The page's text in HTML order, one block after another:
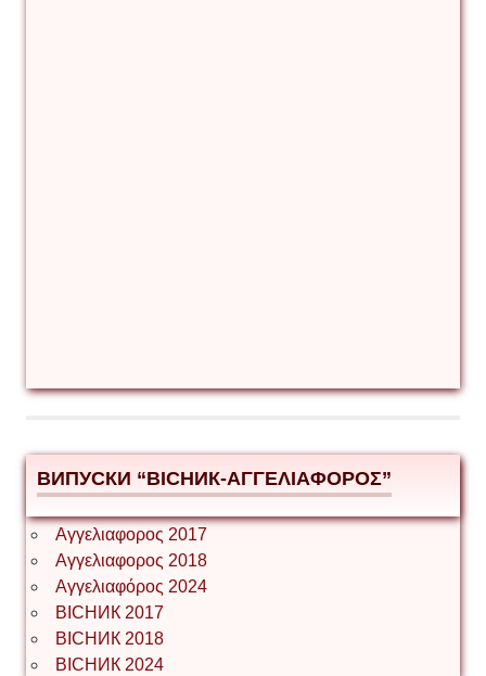
ВИПУСКИ “ВІСНИК-ΑΓΓΕΛΙΑΦΟΡΟΣ”
Αγγελιαφορος 2017
Αγγελιαφορος 2018
Αγγελιαφόρος 2024
ВІСНИК 2017
ВІСНИК 2018
ВІСНИК 2024